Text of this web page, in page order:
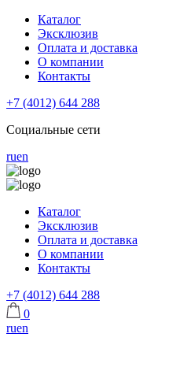
Каталог
Эксклюзив
Оплата и доставка
О компании
Контакты
+7 (4012) 644 288
Социальные сети
ruen
Каталог
Эксклюзив
Оплата и доставка
О компании
Контакты
+7 (4012) 644 288
0
ruen